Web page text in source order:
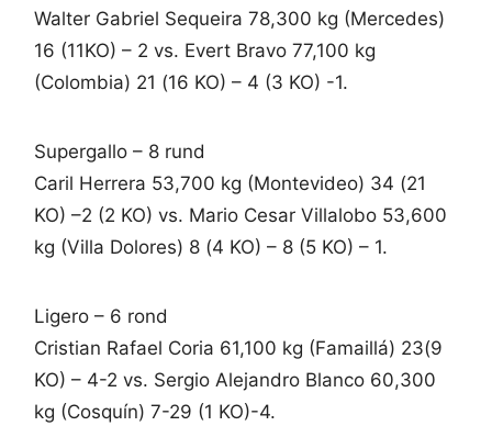
Walter Gabriel Sequeira 78,300 kg (Mercedes)
16 (11KO) – 2 vs. Evert Bravo 77,100 kg
(Colombia) 21 (16 KO) – 4 (3 KO) -1.
Supergallo – 8 rund
Caril Herrera 53,700 kg (Montevideo) 34 (21
KO) –2 (2 KO) vs. Mario Cesar Villalobo 53,600
kg (Villa Dolores) 8 (4 KO) – 8 (5 KO) – 1.
Ligero – 6 rond
Cristian Rafael Coria 61,100 kg (Famaillá) 23(9
KO) – 4-2 vs. Sergio Alejandro Blanco 60,300
kg (Cosquín) 7-29 (1 KO)-4.